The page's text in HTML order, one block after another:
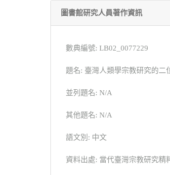
圖書館研究人員著作資訊
數典編號: LB02_0077229
題名: 臺灣人類學宗教研究的二
並列題名: N/A
其他題名: N/A
語文別: 中文
資料出處: 當代臺灣宗教研究精